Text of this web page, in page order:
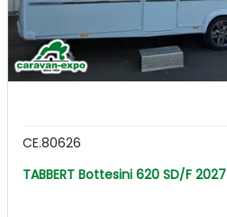
CE.80626
TABBERT Bottesini 620 SD/F 2027